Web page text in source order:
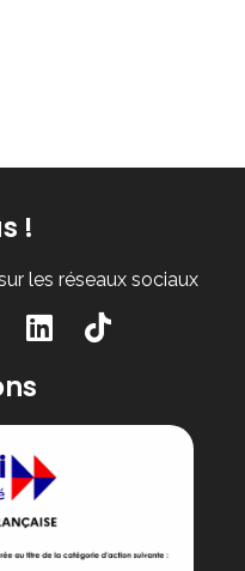
!
les réseaux sociaux